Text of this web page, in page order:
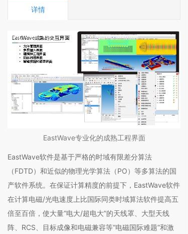
详情
EastWave专业化的成熟工程界面
EastWave软件是基于严格的时域有限差分算法
（FDTD）和近似的物理光学算法（PO）等多算法的国
产软件系统。在保证计算精度的前提下，EastWave软件
在计算电磁/光电速度上比国际同类时域算法软件提高五
倍至百倍，使大量“电大/超电大”的天线罩、大型天线
阵、RCS、目标成像和电磁兼容等“电磁国际难题”和激